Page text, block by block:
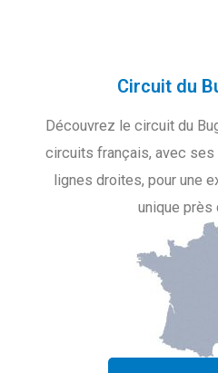
Circuit du
Découvrez le circuit du
circuits français, avec
lignes droites, pour une
unique près